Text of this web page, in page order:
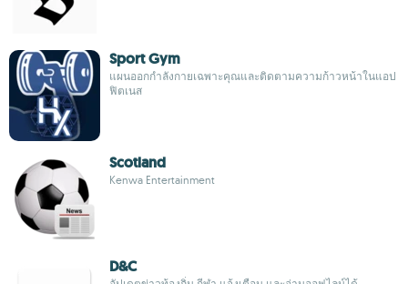
Sport Gym
แผนออกกำลังกายเฉพาะคุณและติดตามความก้าวหน้าในแอป
ฟิตเนส
Scotland
Kenwa Entertainment
D&C